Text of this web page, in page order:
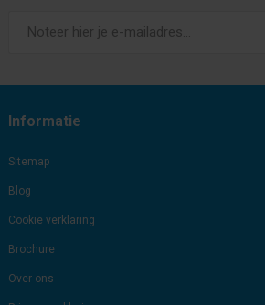
Informatie
Sitemap
Blog
Cookie verklaring
Brochure
Over ons